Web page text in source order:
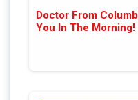
Doctor From
You In The Morning!